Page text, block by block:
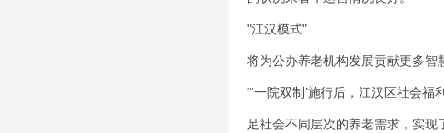
"江汉模式"
将为公办养老机构发展贡献更多智
“‘一院双制’施行后，江汉区社会
足社会不同层次的养老需求，实现